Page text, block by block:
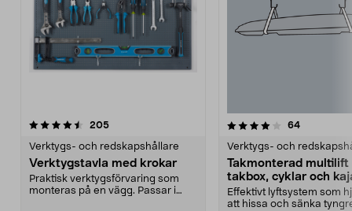
205recensioner
Verktygs- och redskapshållare
Verktygstavla med krokar
Praktisk verktygsförvaring som
monteras på en vägg. Passar i
4.0 av 5 stjärnor 64recensioner
Verktygs- och
Takmonterad multilift
takbox, cyklar och
Effektivt lyftsystem som
att hissa och sänka
4.5 av 5 stjärnor